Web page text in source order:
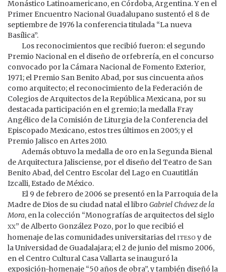
Monástico Latinoamericano, en Córdoba, Argentina. Y en el
Primer Encuentro Nacional Guadalupano sustentó el 8 de
septiembre de 1976 la conferencia titulada “La nueva
Basílica”.
Los reconocimientos que recibió fueron: el segundo
Premio Nacional en el diseño de orfebrería, en el concurso
convocado por la Cámara Nacional de Fomento Exterior,
1971; el Premio San Benito Abad, por sus cincuenta años
como arquitecto; el reconocimiento de la Federación de
Colegios de Arquitectos de la República Mexicana, por su
destacada participación en el gremio; la medalla Fray
Angélico de la Comisión de Liturgia de la Conferencia del
Episcopado Mexicano, estos tres últimos en 2005; y el
Premio Jalisco en Artes 2010.
Además obtuvo la medalla de oro en la Segunda Bienal
de Arquitectura Jalisciense, por el diseño del Teatro de San
Benito Abad, del Centro Escolar del Lago en Cuautitlán
Izcalli, Estado de México.
El 9 de febrero de 2006 se presentó en la Parroquia de la
Madre de Dios de su ciudad natal el libro Gabriel Chávez de la
Mora, en la colección “Monografías de arquitectos del siglo
xx” de Alberto González Pozo, por lo que recibió el
homenaje de las comunidades universitarias delitesoy de
la Universidad de Guadalajara; el 2 de junio del mismo 2006,
en el Centro Cultural Casa Vallarta se inauguró la
exposición-homenaje “50 años de obra”, y también diseñó la